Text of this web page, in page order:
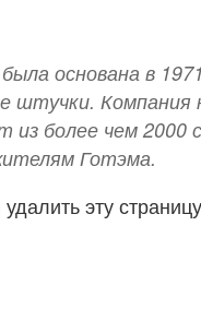
основана в
штучки. Компания
более чем 2000
Готэма.
эту